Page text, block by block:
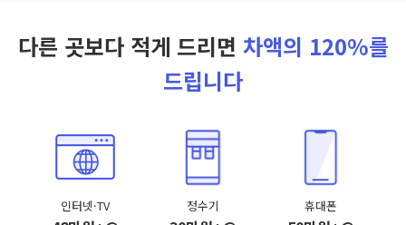
다른 곳보다 적게 드리면 차액의 120%를
드립니다
인터넷·TV 정수기 휴대폰